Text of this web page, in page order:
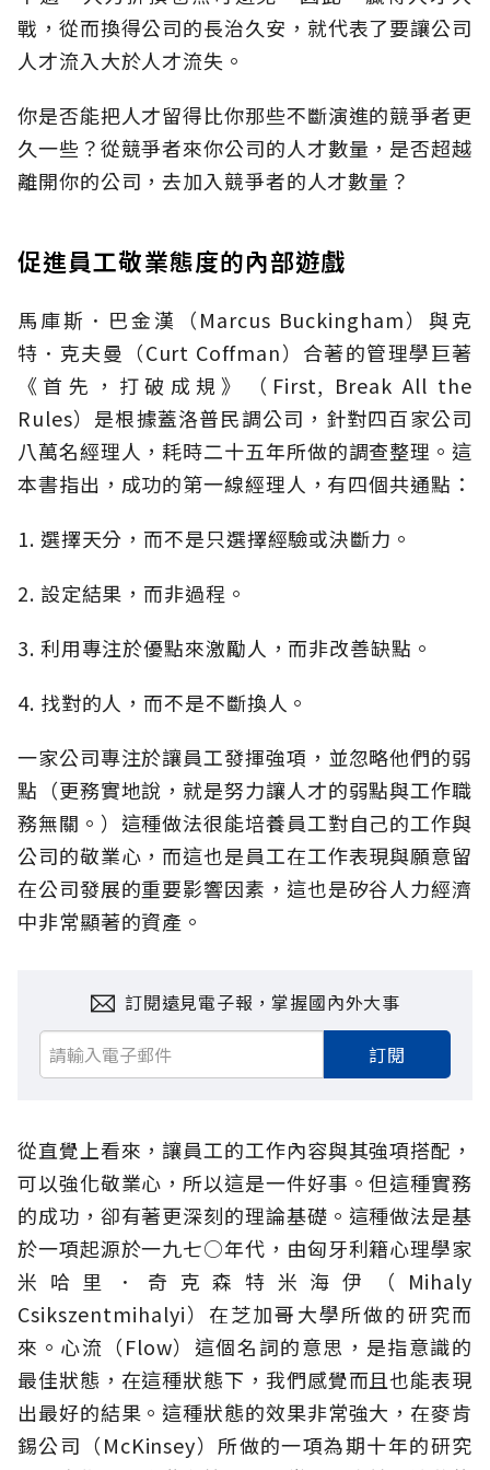
戰，從而換得公司的長治久安，就代表了要讓公司
人才流入大於人才流失。
你是否能把人才留得比你那些不斷演進的競爭者更
久一些？從競爭者來你公司的人才數量，是否超越
離開你的公司，去加入競爭者的人才數量？
促進員工敬業態度的內部遊戲
馬庫斯．巴金漢（Marcus Buckingham）與克
特．克夫曼（Curt Coffman）合著的管理學巨著
《首先，打破成規》（First, Break All the
Rules）是根據蓋洛普民調公司，針對四百家公司
八萬名經理人，耗時二十五年所做的調查整理。這
本書指出，成功的第一線經理人，有四個共通點：
1. 選擇天分，而不是只選擇經驗或決斷力。
2. 設定結果，而非過程。
3. 利用專注於優點來激勵人，而非改善缺點。
4. 找對的人，而不是不斷換人。
一家公司專注於讓員工發揮強項，並忽略他們的弱
點（更務實地說，就是努力讓人才的弱點與工作職
務無關。）這種做法很能培養員工對自己的工作與
公司的敬業心，而這也是員工在工作表現與願意留
在公司發展的重要影響因素，這也是矽谷人力經濟
中非常顯著的資產。
訂閱遠見電子報，掌握國內外大事
訂閱
從直覺上看來，讓員工的工作內容與其強項搭配，
可以強化敬業心，所以這是一件好事。但這種實務
的成功，卻有著更深刻的理論基礎。這種做法是基
於一項起源於一九七○年代，由匈牙利籍心理學家
米哈里．奇克森特米海伊（Mihaly
Csikszentmihalyi）在芝加哥大學所做的研究而
來。心流（Flow）這個名詞的意思，是指意識的
最佳狀態，在這種狀態下，我們感覺而且也能表現
出最好的結果。這種狀態的效果非常強大，在麥肯
錫公司（McKinsey）所做的一項為期十年的研究